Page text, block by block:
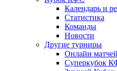
Календарь и
Статистика
Команды
Новости
Другие турниры
Онлайн матчей
Суперкубок